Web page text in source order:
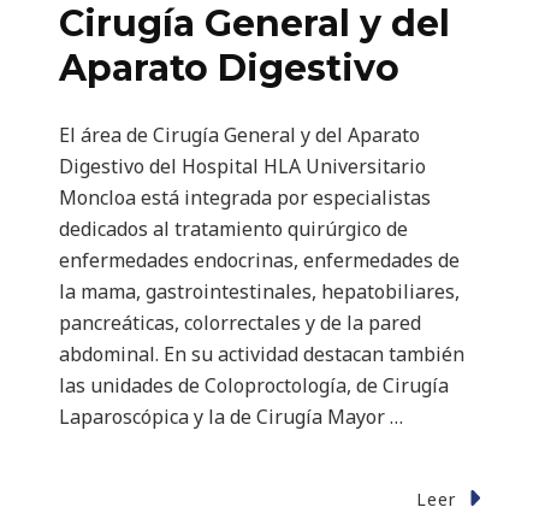
Cirugía General y del
Aparato Digestivo
El área de Cirugía General y del Aparato
Digestivo del Hospital HLA Universitario
Moncloa está integrada por especialistas
dedicados al tratamiento quirúrgico de
enfermedades endocrinas, enfermedades de
la mama, gastrointestinales, hepatobiliares,
pancreáticas, colorrectales y de la pared
abdominal. En su actividad destacan también
las unidades de Coloproctología, de Cirugía
Laparoscópica y la de Cirugía Mayor …
Leer